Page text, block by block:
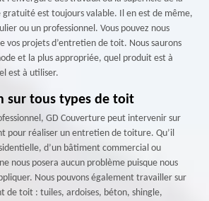
est toujours valable. Il en est de même,
ou un professionnel. Vous pouvez nous
vos projets d’entretien de toit. Nous saurons
et la plus appropriée, quel produit est à
est à utiliser.
sur tous types de toit
GD Couverture peut intervenir sur
pour réaliser un entretien de toiture. Qu’il
d’un bâtiment commercial ou
nous posera aucun problème puisque nous
Nous pouvons également travailler sur
de toit : tuiles, ardoises, béton, shingle,